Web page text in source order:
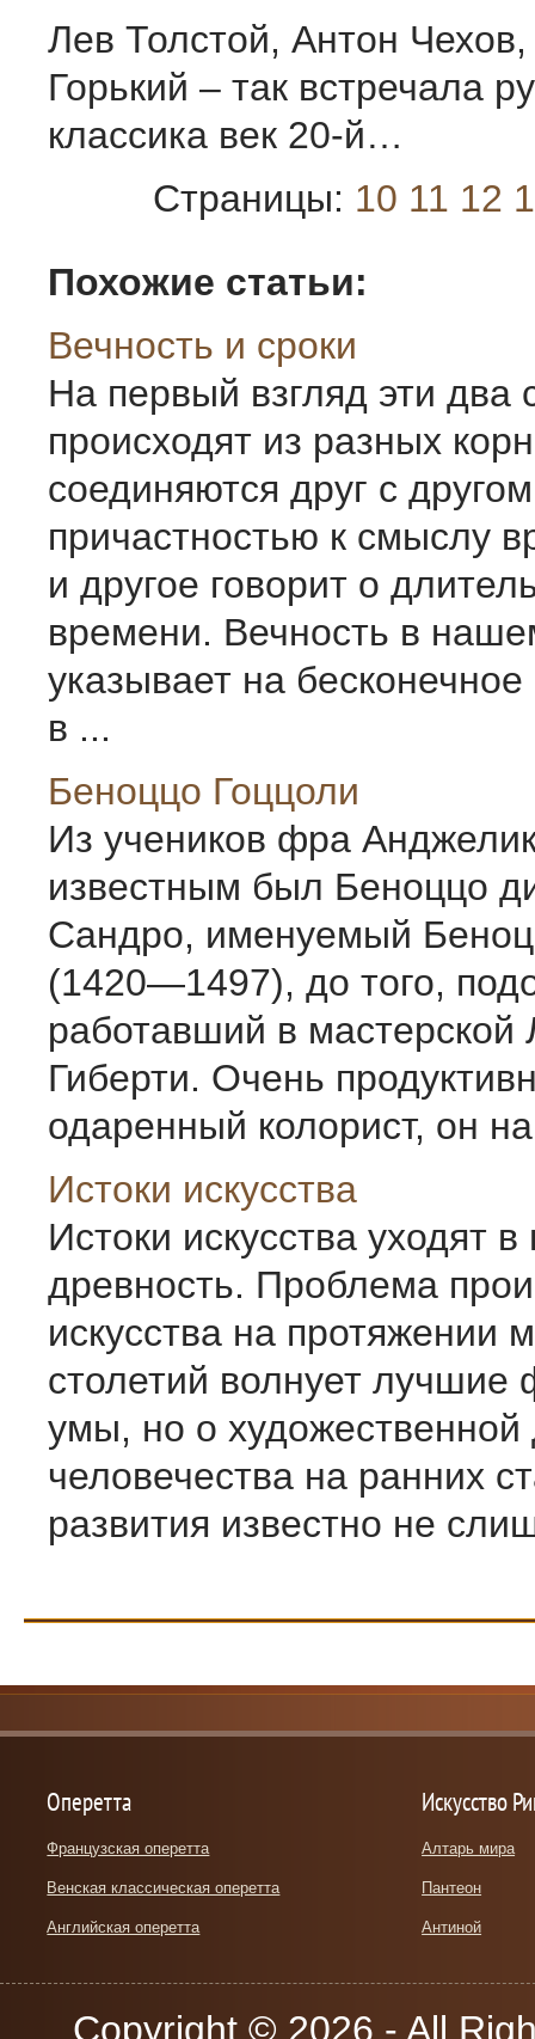
Лев Толстой, Антон
Горький – так встречала
классика век 20-й…
Страницы: 10 11 12
Похожие статьи:
Вечность и сроки
На первый взгляд эти два
происходят из разных
соединяются друг с
причастностью к смыслу
и другое говорит о
времени. Вечность в
указывает на
в ...
Беноццо Гоццоли
Из учеников фра
известным был Беноццо
Сандро, именуемый
(1420—1497), до того,
работавший в мастерской
Гиберти. Очень
одаренный колорист, он
Истоки искусства
Истоки искусства уходят в
древность. Проб­лема
искусства на протяжении
столетий волнует лучшие
умы, но о художе­ственной
человечества на ранних
развития известно не
Оперетта
Французская оперетта
Венская классическая оперетта
Английская оперетта
Искусство
Алтарь мира
Пантеон
Антиной
Copyright © 2026 - All